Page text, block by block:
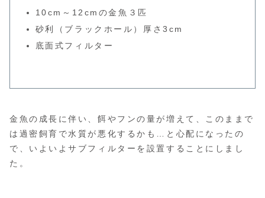
10cm～12cmの金魚３匹
砂利（ブラックホール）厚さ3cm
底面式フィルター
金魚の成長に伴い、餌やフンの量が増えて、このままで
は過密飼育で水質が悪化するかも…と心配になったの
で、いよいよサブフィルターを設置することにしまし
た。